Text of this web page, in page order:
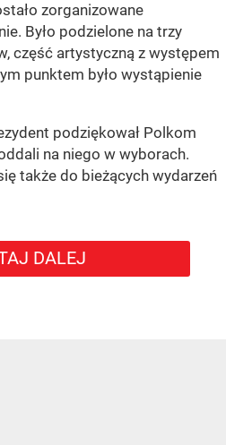
zorganizowane
Było podzielone na trzy
część artystyczną z występem
punktem było wystąpienie
podziękował Polkom
na niego w wyborach.
także do bieżących wydarzeń
DALEJ